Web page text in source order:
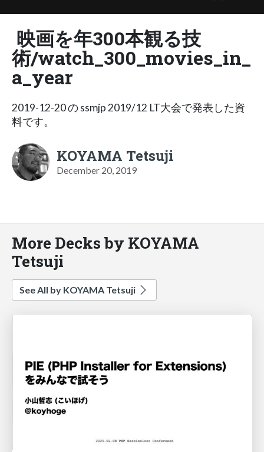
映画を年300本観る技
術/watch_300_movies_in_
a_year
2019-12-20 の ssmjp 2019/12 LT大会で発表した資
料です。
KOYAMA Tetsuji
December 20, 2019
More Decks by KOYAMA
Tetsuji
See All by KOYAMA Tetsuji